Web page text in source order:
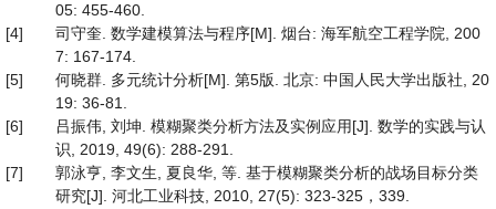
05: 455-460.
[4]
司守奎. 数学建模算法与程序[M]. 烟台: 海军航空工程学院, 200
7: 167-174.
[5]
何晓群. 多元统计分析[M]. 第5版. 北京: 中国人民大学出版社, 20
19: 36-81.
[6]
吕振伟, 刘坤. 模糊聚类分析方法及实例应用[J]. 数学的实践与认
识, 2019, 49(6): 288-291.
[7]
郭泳亨, 李文生, 夏良华, 等. 基于模糊聚类分析的战场目标分类
研究[J]. 河北工业科技, 2010, 27(5): 323-325，339.